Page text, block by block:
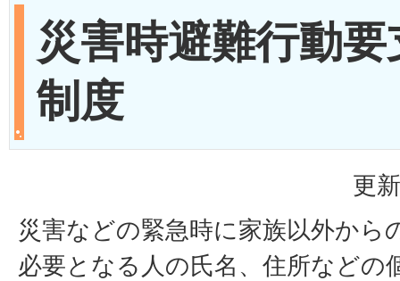
災害時避難行動
制度
更
災害などの緊急時に家族以外から
必要となる人の氏名、住所などの